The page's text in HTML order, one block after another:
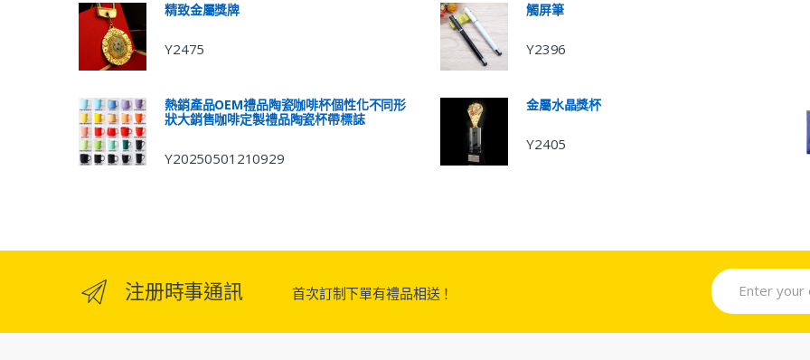
精致金屬獎牌
Y2475
熱銷產品OEM禮品陶瓷咖啡杯個性化不同形
狀大銷售咖啡定製禮品陶瓷杯帶標誌
Y20250501210929
觸屏筆
Y2396
金屬水晶獎杯
Y2405
注册時事通訊 首次訂制下單有禮品相送！